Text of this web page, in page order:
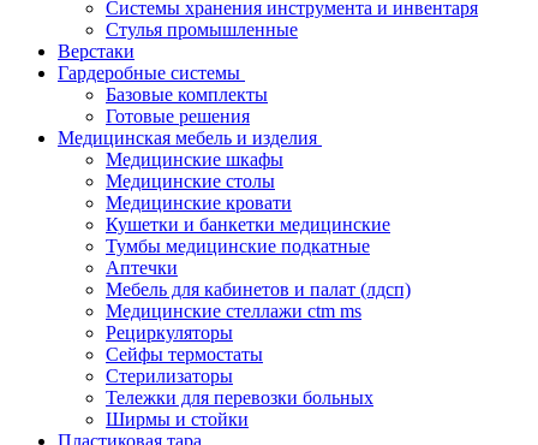
Системы хранения инструмента и инвентаря
Стулья промышленные
Верстаки
Гардеробные системы
Базовые комплекты
Готовые решения
Медицинская мебель и изделия
Медицинские шкафы
Медицинские столы
Медицинские кровати
Кушетки и банкетки медицинские
Тумбы медицинские подкатные
Аптечки
Мебель для кабинетов и палат (лдсп)
Медицинские стеллажи ctm ms
Рециркуляторы
Сейфы термостаты
Стерилизаторы
Тележки для перевозки больных
Ширмы и стойки
Пластиковая тара